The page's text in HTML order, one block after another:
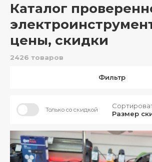
Каталог
цены, скидки
2426 товаров
Фильтр
Только со скидкой
Размер